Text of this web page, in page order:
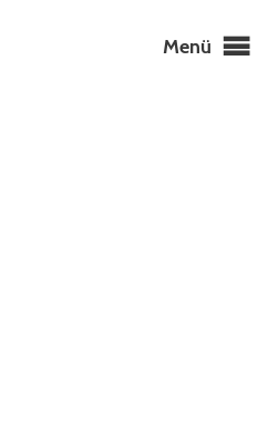
Menü